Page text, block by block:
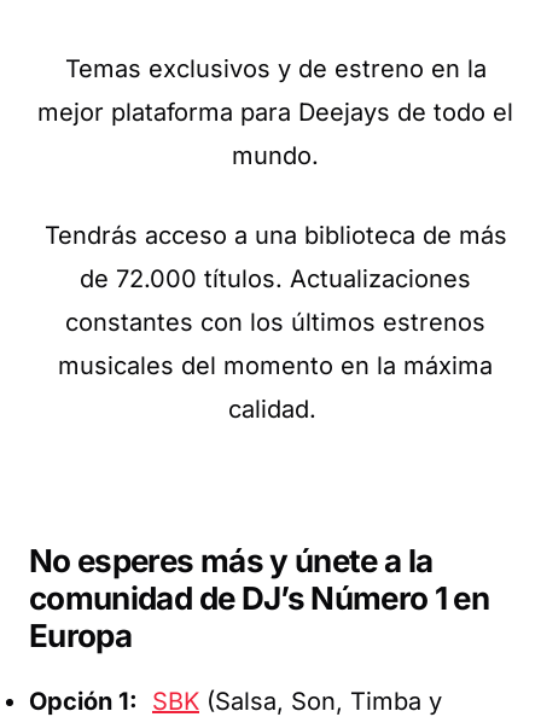
Temas exclusivos y de estreno en la
mejor plataforma para Deejays de todo el
mundo.
Tendrás acceso a una biblioteca de más
de 72.000 títulos. Actualizaciones
constantes con los últimos estrenos
musicales del momento en la máxima
calidad.
No esperes más y únete a la
comunidad de DJ’s Número 1 en
Europa
Opción 1: SBK (Salsa, Son, Timba y